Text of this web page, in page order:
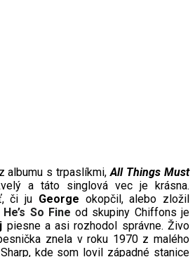
albumu s trpaslíkmi,All ThingsMust
a táto singlová vec je krásna.
či ju George okopčil, alebo zložil
He’s So Fine od skupiny Chiffons je
piesne a asi rozhodol správne. Živo
znela v roku 1970 z malého
kde som lovil západné stanice